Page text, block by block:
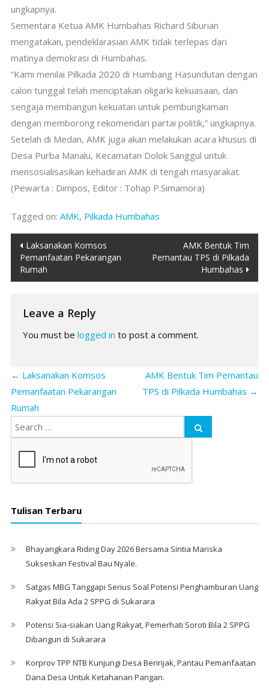
ungkapnya.
Sementara Ketua AMK Humbahas Richard Siburian
mengatakan, pendeklarasian AMK tidak terlepas dari
matinya demokrasi di Humbahas.
“Kami menilai Pilkada 2020 di Humbang Hasundutan dengan
calon tunggal telah menciptakan oligarki kekuasaan, dan
sengaja membangun kekuatan untuk pembungkaman
dengan memborong rekomendari partai politik,” ungkapnya.
Setelah di Medan, AMK juga akan melakukan acara khusus di
Desa Purba Manalu, Kecamatan Dolok Sanggul untuk
mensosialisasikan kehadiran AMK di tengah masyarakat.
(Pewarta : Dimpos, Editor : Tohap P.Simamora)
Tagged on: AMK, Pilkada Humbahas
Post
navigation
Laksanakan Komsos
Pemanfaatan Pekarangan
Rumah
AMK Bentuk Tim
Pemantau TPS di Pilkada
Humbahas
Leave a Reply
You must be logged in to post a comment.
← Laksanakan Komsos
Pemanfaatan Pekarangan
Rumah
AMK Bentuk Tim Pemantau
TPS di Pilkada Humbahas →
Tulisan Terbaru
Bhayangkara Riding Day 2026 Bersama Sintia Mariska
Sukseskan Festival Bau Nyale. ‎
Satgas MBG Tanggapi Serius Soal Potensi Penghamburan Uang
Rakyat Bila Ada 2 SPPG di Sukarara
Potensi Sia-siakan Uang Rakyat, Pemerhati Soroti Bila 2 SPPG
Dibangun di Sukarara
Korprov TPP NTB Kunjungi Desa Beririjak, Pantau Pemanfaatan
Dana Desa Untuk Ketahanan Pangan.